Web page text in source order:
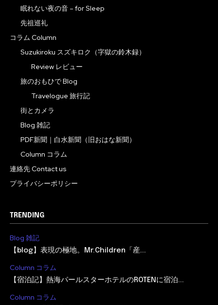
眠れない夜の音 – for Sleep
先祖巡礼
コラム Column
Suzukiroku スズキロク（字獄の鈴木録）
Review レビュー
旅のおもひで Blog
Travelogue 旅行記
街とカメラ
Blog 雑記
PDF新聞｜白水新聞（旧おはな新聞）
Column コラム
連絡先 Contact us
プライバシーポリシー
TRENDING
Blog 雑記
【blog】表現の極地。Mr.Children「産...
Column コラム
【宿泊記】熱海パールスターホテルのROTENに宿泊...
Column コラム